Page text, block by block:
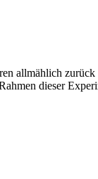
allmählich
dieser